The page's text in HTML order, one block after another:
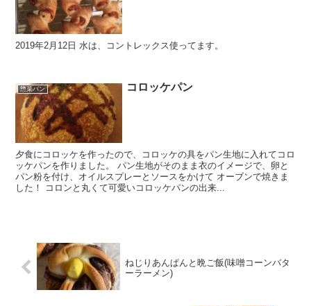
2019年2月12日 水は、コントレックス使ってます。
惣菜パン コロッケパン
夕食にコロッケを作ったので、コロッケの具をパン生地に入れてコロ
ッケパンを作りました。 パン生地がそのまま衣のイメージで、卵と
パン粉を付け、オイルスプレーとソースをかけて オーブンで焼きま
した！ コロンと丸くて可愛いコロッケパンの出来...
ねじりあんぱんと晩ご飯(味噌コーンバタ
ーラーメン)